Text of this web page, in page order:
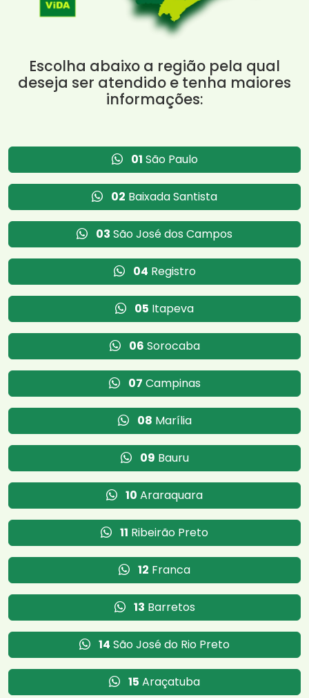
Escolha abaixo a região pela qual
deseja ser atendido e tenha maiores
informações:
01 São Paulo
02 Baixada Santista
03 São José dos Campos
04 Registro
05 Itapeva
06 Sorocaba
07 Campinas
08 Marília
09 Bauru
10 Araraquara
11 Ribeirão Preto
12 Franca
13 Barretos
14 São José do Rio Preto
15 Araçatuba